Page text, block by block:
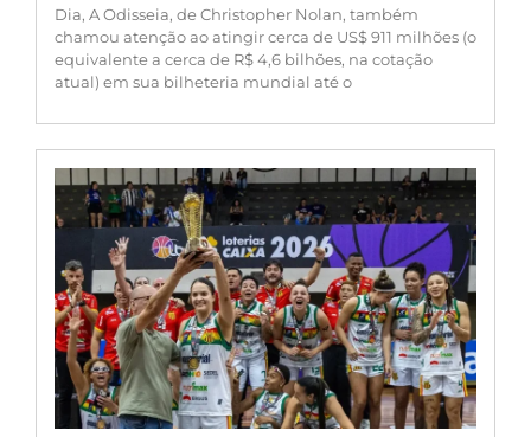
Dia, A Odisseia, de Christopher Nolan, também
chamou atenção ao atingir cerca de US$ 911 milhões (o
equivalente a cerca de R$ 4,6 bilhões, na cotação
atual) em sua bilheteria mundial até o